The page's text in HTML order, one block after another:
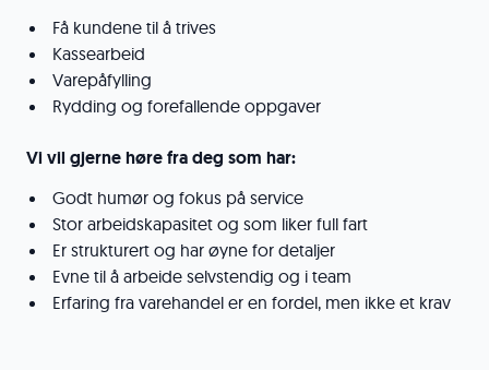
Få kundene til å trives
Kassearbeid
Varepåfylling
Rydding og forefallende oppgaver
Vi vil gjerne høre fra deg som har:
Godt humør og fokus på service
Stor arbeidskapasitet og som liker full fart
Er strukturert og har øyne for detaljer
Evne til å arbeide selvstendig og i team
Erfaring fra varehandel er en fordel, men ikke et krav